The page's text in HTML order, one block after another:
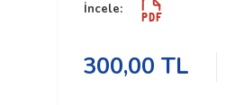
İncele:
300,00 TL